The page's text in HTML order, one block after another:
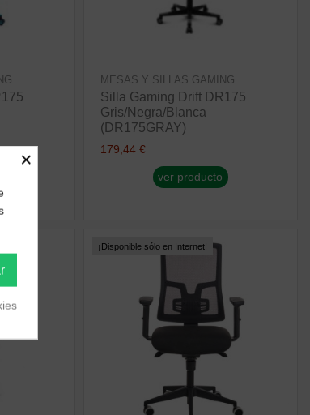
MESAS Y SILLAS GAMING
Silla Gaming Drift DR175
Gris/Negra/Blanca
(DR175GRAY)
179,44 €
ver producto
¡Disponible sólo en Internet!
×